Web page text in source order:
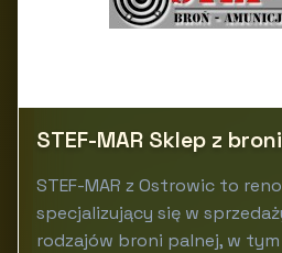
STEF-MAR Sklep z
STEF-MAR z Ostrowic to
specjalizujący się w
rodzajów broni palnej, w